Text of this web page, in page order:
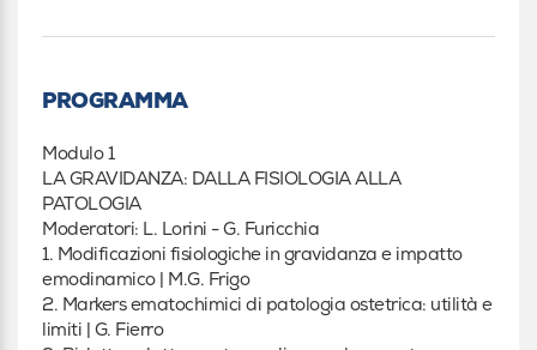
PROGRAMMA
Modulo 1
LA GRAVIDANZA: DALLA FISIOLOGIA ALLA
PATOLOGIA
Moderatori: L. Lorini - G. Furicchia
1. Modificazioni fisiologiche in gravidanza e impatto
emodinamico | M.G. Frigo
2. Markers ematochimici di patologia ostetrica: utilità e
limiti | G. Fierro